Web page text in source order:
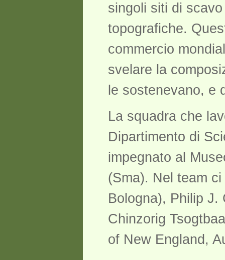
singoli siti di
topografiche.
commercio
svelare la
le sostenevano, e
La squadra che
Dipartimento di
impegnato al
(Sma). Nel team
Bologna), Philip J.
Chinzorig
of New England,